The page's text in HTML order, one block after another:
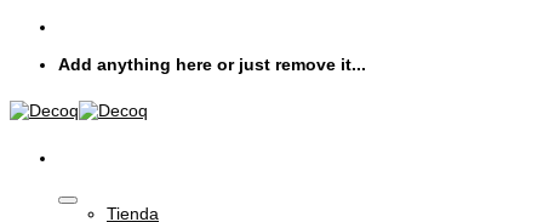
Skip
contentAdd anything here or just remove it...
Tienda